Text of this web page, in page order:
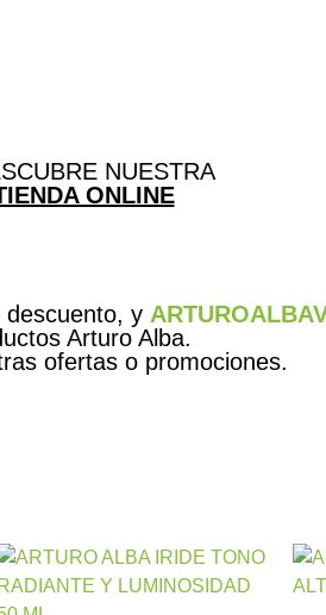
NUESTRA
ONLINE
y
Arturo Alba.
ofertas o promociones.